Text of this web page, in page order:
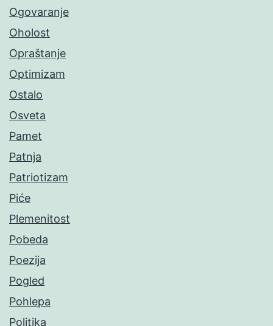
Ogovaranje
Oholost
Opraštanje
Optimizam
Ostalo
Osveta
Pamet
Patnja
Patriotizam
Piće
Plemenitost
Pobeda
Poezija
Pogled
Pohlepa
Politika